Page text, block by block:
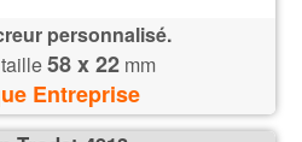
personnalisé.
58 x 22mm
Entreprise